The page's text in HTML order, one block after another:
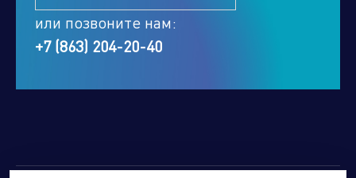
или позвоните нам:
+7 (863) 204-20-40